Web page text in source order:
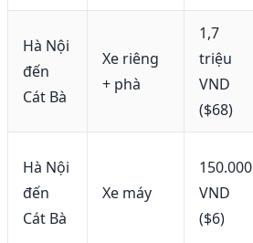
Hà Nội
đến
Cát Bà
Xe riêng
+ phà
1,7
triệu
VND
($68)
Hà Nội
đến
Cát Bà
Xe máy
150.000
VND
($6)